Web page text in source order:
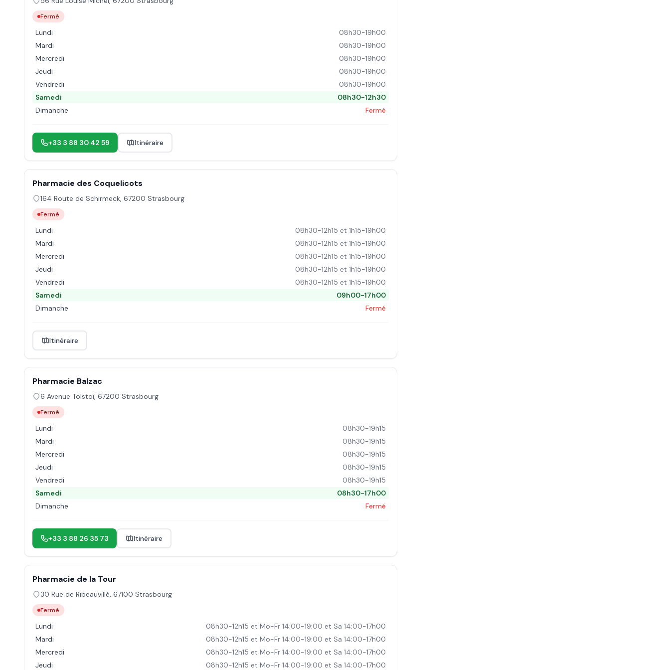
Fermé
Lundi
08h30-19h00
Mardi
08h30-19h00
Mercredi
08h30-19h00
Jeudi
08h30-19h00
Vendredi
08h30-19h00
Samedi
08h30-12h30
Dimanche
Fermé
+33 3 88 30 42 59 Itinéraire
Pharmacie des Coquelicots
164 Route de Schirmeck, 67200 Strasbourg
Fermé
Lundi
08h30-12h15 et 1h15-19h00
Mardi
08h30-12h15 et 1h15-19h00
Mercredi
08h30-12h15 et 1h15-19h00
Jeudi
08h30-12h15 et 1h15-19h00
Vendredi
08h30-12h15 et 1h15-19h00
Samedi
09h00-17h00
Dimanche
Fermé
Itinéraire
Pharmacie Balzac
6 Avenue Tolstoï, 67200 Strasbourg
Fermé
Lundi
08h30-19h15
Mardi
08h30-19h15
Mercredi
08h30-19h15
Jeudi
08h30-19h15
Vendredi
08h30-19h15
Samedi
08h30-17h00
Dimanche
Fermé
+33 3 88 26 35 73 Itinéraire
Pharmacie de la Tour
30 Rue de Ribeauvillé, 67100 Strasbourg
Fermé
Lundi
08h30-12h15 et Mo-Fr 14:00-19:00 et Sa 14:00-17h00
Mardi
08h30-12h15 et Mo-Fr 14:00-19:00 et Sa 14:00-17h00
Mercredi
08h30-12h15 et Mo-Fr 14:00-19:00 et Sa 14:00-17h00
Jeudi
08h30-12h15 et Mo-Fr 14:00-19:00 et Sa 14:00-17h00